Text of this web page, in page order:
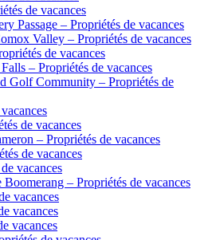
de vacances
Passage – Propriétés de vacances
Valley – Propriétés de vacances
de vacances
– Propriétés de vacances
Golf Community – Propriétés de
de vacances
– Propriétés de vacances
de vacances
vacances
Boomerang – Propriétés de vacances
vacances
vacances
vacances